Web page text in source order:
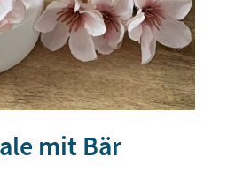
mit Bär